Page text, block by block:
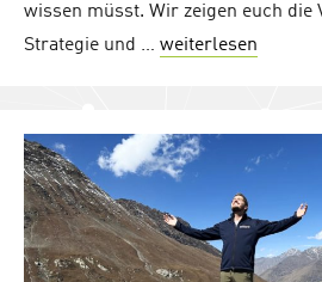
wissen müsst. Wir zeigen euch die
Strategie und … weiterlesen